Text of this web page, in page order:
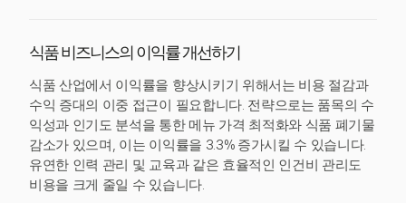
식품 비즈니스의 이익률 개선하기
식품 산업에서 이익률을 향상시키기 위해서는 비용 절감과
수익 증대의 이중 접근이 필요합니다. 전략으로는 품목의 수
익성과 인기도 분석을 통한 메뉴 가격 최적화와 식품 폐기물
감소가 있으며, 이는 이익률을 3.3% 증가시킬 수 있습니다.
유연한 인력 관리 및 교육과 같은 효율적인 인건비 관리도
비용을 크게 줄일 수 있습니다.